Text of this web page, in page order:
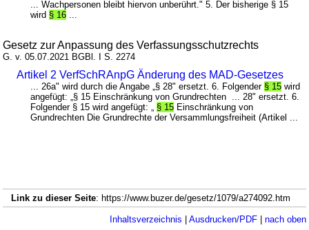
... Wachpersonen bleibt hiervon unberührt." 5. Der bisherige § 15
wird § 16 ...
Gesetz zur Anpassung des Verfassungsschutzrechts
G. v. 05.07.2021 BGBl. I S. 2274
Artikel 2 VerfSchRAnpG Änderung des MAD-Gesetzes
... 26a" wird durch die Angabe „§ 28" ersetzt. 6. Folgender § 15 wird
angefügt: „§ 15 Einschränkung von Grundrechten ... 28" ersetzt. 6.
Folgender § 15 wird angefügt: „ § 15 Einschränkung von
Grundrechten Die Grundrechte der Versammlungsfreiheit (Artikel ...
Link zu dieser Seite: https://www.buzer.de/gesetz/1079/a274092.htm
Inhaltsverzeichnis Ausdrucken/PDF| nach oben